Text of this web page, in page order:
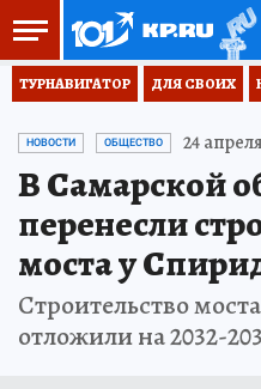
ТУРНАВИГАТОР ДЛЯ СВОИХ
НОВОСТИ ОБЩЕСТВО 24
В Самарской
перенесли
моста у
Строительство
отложили на 2032-